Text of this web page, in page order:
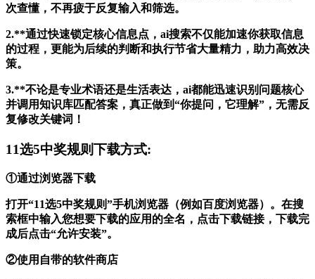
次查懂，不再疲于反复输入和筛选。
2.**通过快速锁定核心信息点，ai搜索不仅能加速你获取信息
的过程，更能为后续的判断和执行节省大量精力，助力高效决
策。
3.**不论是专业术语还是生活表达，ai都能迅速识别问题核心
并调用知识库匹配答案，真正做到“你提问，它理解”，无需反
复修改关键词！
11选5中奖规则下载方式:
①通过浏览器下载
打开“11选5中奖规则”手机浏览器（例如百度浏览器）。在搜
索框中输入您想要下载的应用的全名，点击下载链接，下载完
成后点击“允许安装”。
②使用自带的软件商店